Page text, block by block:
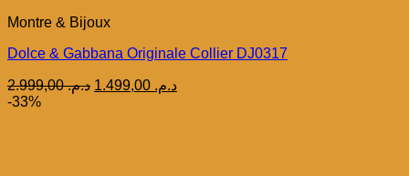
Montre & Bijoux
Dolce & Gabbana Originale Collier DJ0317
د.م.2.999,00
Le
د.م.Le
-33%